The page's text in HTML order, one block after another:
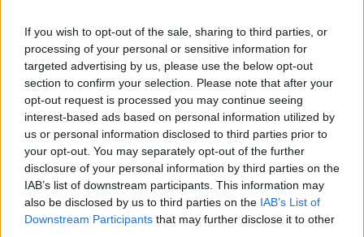
If you wish to opt-out of the sale, sharing to third parties, or
processing of your personal or sensitive information for
targeted advertising by us, please use the below opt-out
section to confirm your selection. Please note that after your
opt-out request is processed you may continue seeing
interest-based ads based on personal information utilized by
us or personal information disclosed to third parties prior to
your opt-out. You may separately opt-out of the further
disclosure of your personal information by third parties on the
IAB’s list of downstream participants. This information may
also be disclosed by us to third parties on the IAB’s List of
Downstream Participants that may further disclose it to other
poco giuste. E’ importante proseguire su questa direzione. Le
prime immagini di De Bruyne? E’ un momento felice e ce lo
godiamo. Lucca? Forse può essere l’acquisto più giusto
considerando che Lukaku è il titolare, può essere l’acquisto
giusto sotto i termini di gestione del gruppo. Forse un altro
poteva intaccare l’equilibrio del gruppo. Io avrei preferito
Kean, ma ha dichiarato fedeltà alla Fiorentina e lo apprezzo”.